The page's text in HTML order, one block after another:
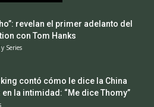
revelan el primer adelanto del
con Tom Hanks
Series
contó cómo le dice la China
en la intimidad: “Me dice Thomy”